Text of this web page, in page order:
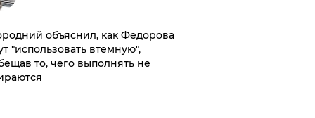
объяснил, как Федорова
"использовать втемную",
то, чего выполнять не